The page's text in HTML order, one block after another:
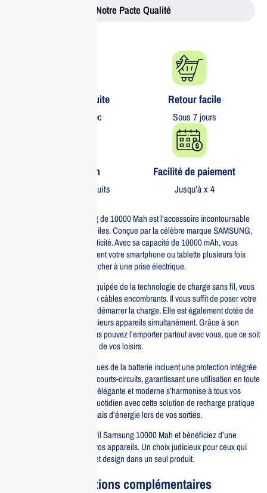
Notre Pacte Qualité
Livraison gratuite​
partout au Maroc
Retour facile​
Sous 7 jours
Garantie 1 an
Sur tous nos produits
Facilité de paiement
Jusqu’à x 4
La batterie sans fil Samsung de 10000 Mah est l’accessoire incontournable
pour tous vos appareils mobiles. Conçue par la célèbre marque SAMSUNG,
elle allie performance et praticité. Avec sa capacité de 10000 mAh, vous
pouvez recharger efficacement votre smartphone ou tablette plusieurs fois
sans avoir besoin de le brancher à une prise électrique.
Cette batterie portable est équipée de la technologie de charge sans fil, vous
permettant de dire adieu aux câbles encombrants. Il vous suffit de poser votre
appareil sur la batterie pour démarrer la charge. Elle est également dotée de
ports USB pour charger plusieurs appareils simultanément. Grâce à son
design compact et léger, vous pouvez l’emporter partout avec vous, que ce soit
en voyage, au travail ou lors de vos loisirs.
Les principales caractéristiques de la batterie incluent une protection intégrée
contre les surcharges et les courts-circuits, garantissant une utilisation en toute
sécurité. De plus, sa finition élégante et moderne s’harmonise à tous vos
appareils. Optimisez votre quotidien avec cette solution de recharge pratique
et fiable, et ne manquez jamais d’énergie lors de vos sorties.
Optez pour la batterie sans fil Samsung 10000 Mah et bénéficiez d’une
autonomie prolongée pour vos appareils. Un choix judicieux pour ceux qui
cherchent à allier efficacité et design dans un seul produit.
Informations complémentaires